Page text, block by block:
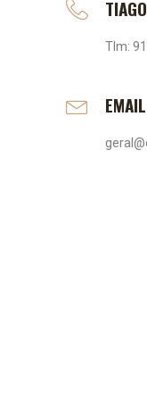
Tlm:
EMAIL